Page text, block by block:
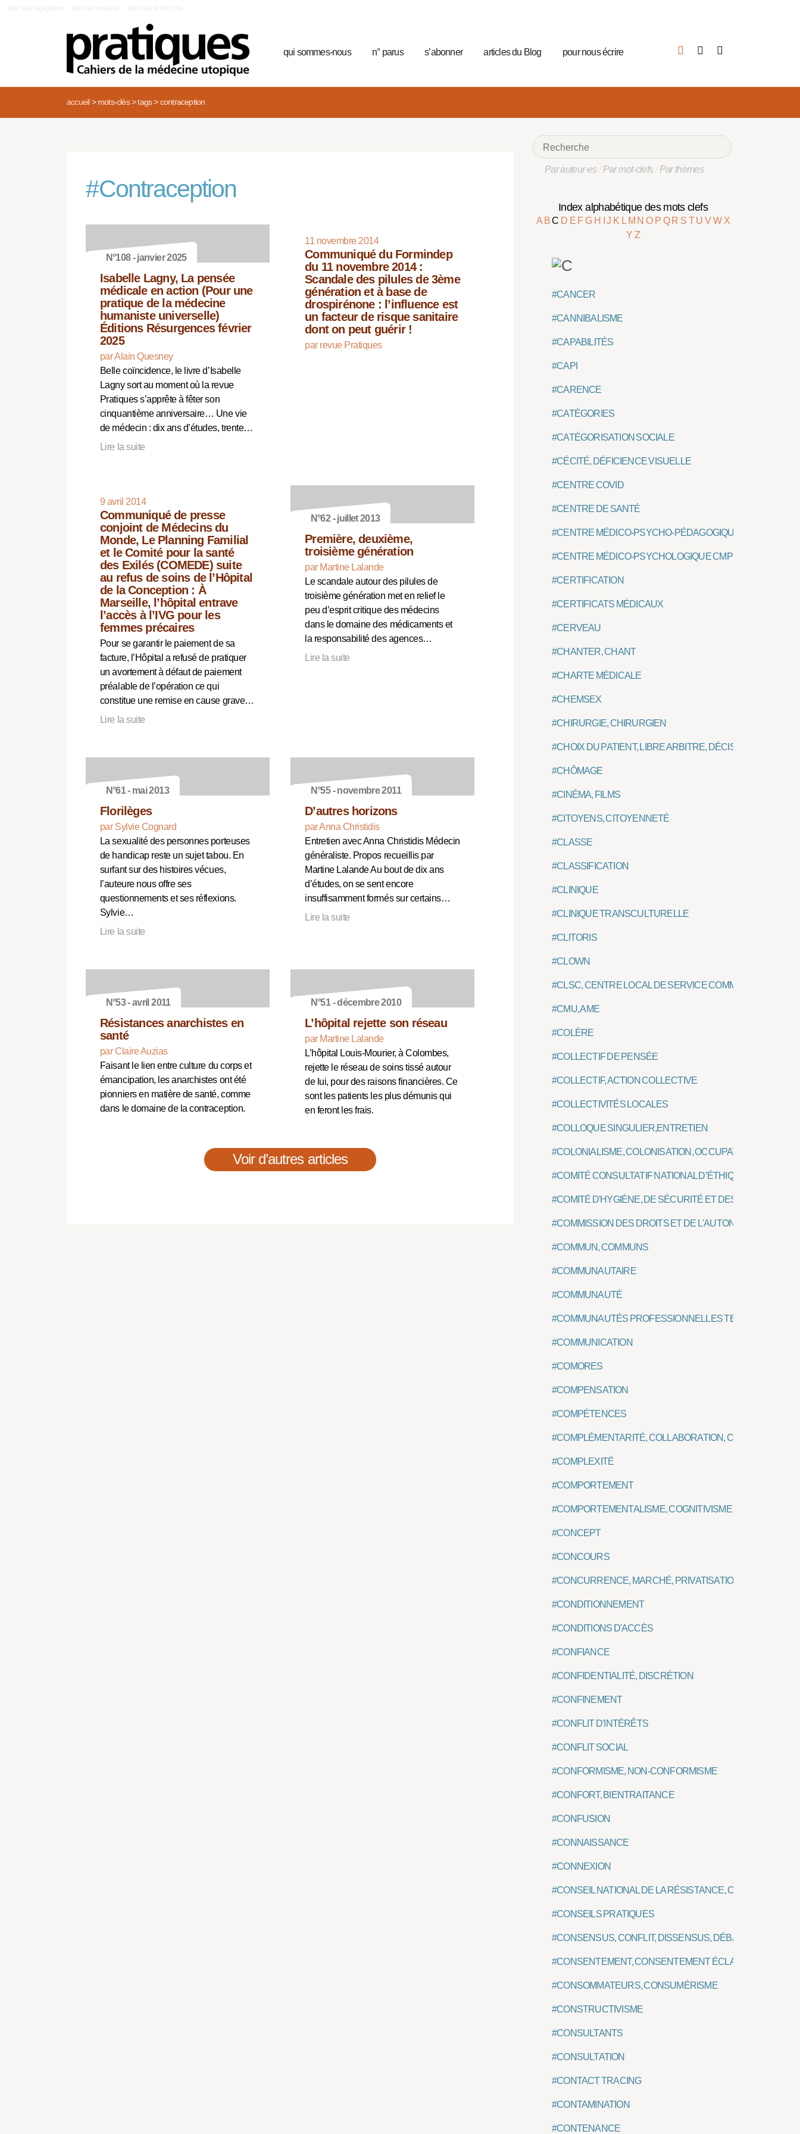
qui sommes-nous n° parus s’abonner articles du Blog pour nous écrire
accueil> mots-clés> tags> contraception
#Contraception
N°108 - janvier 2025
Isabelle Lagny, La pensée
médicale en action (Pour une
pratique de la médecine
humaniste universelle)
Éditions Résurgences février
2025
par Alain Quesney
Belle coïncidence, le livre d’Isabelle
Lagny sort au moment où la revue
Pratiques s’apprête à fêter son
cinquantième anniversaire… Une vie
de médecin : dix ans d’études, trente…
Lire la suite
11 novembre 2014
Communiqué du Formindep
du 11 novembre 2014 :
Scandale des pilules de 3ème
génération et à base de
drospirénone : l’influence est
un facteur de risque sanitaire
dont on peut guérir !
par revue Pratiques
9 avril 2014
Communiqué de presse
conjoint de Médecins du
Monde, Le Planning Familial
et le Comité pour la santé
des Exilés (COMEDE) suite
au refus de soins de l’Hôpital
de la Conception : À
Marseille, l’hôpital entrave
l’accès à l’IVG pour les
femmes précaires
Pour se garantir le paiement de sa
facture, l’Hôpital a refusé de pratiquer
un avortement à défaut de paiement
préalable de l’opération ce qui
constitue une remise en cause grave…
Lire la suite
N°62 - juillet 2013
Première, deuxième,
troisième génération
par Martine Lalande
Le scandale autour des pilules de
troisième génération met en relief le
peu d’esprit critique des médecins
dans le domaine des médicaments et
la responsabilité des agences…
Lire la suite
N°61 - mai 2013
Florilèges
par Sylvie Cognard
La sexualité des personnes porteuses
de handicap reste un sujet tabou. En
surfant sur des histoires vécues,
l’auteure nous offre ses
questionnements et ses réflexions.
Sylvie…
Lire la suite
N°55 - novembre 2011
D’autres horizons
par Anna Christidis
Entretien avec Anna Christidis Médecin
généraliste. Propos recueillis par
Martine Lalande Au bout de dix ans
d’études, on se sent encore
insuffisamment formés sur certains…
Lire la suite
N°53 - avril 2011
Résistances anarchistes en
santé
par Claire Auzias
Faisant le lien entre culture du corps et
émancipation, les anarchistes ont été
pionniers en matière de santé, comme
dans le domaine de la contraception.
N°51 - décembre 2010
L’hôpital rejette son réseau
par Martine Lalande
L’hôpital Louis-Mourier, à Colombes,
rejette le réseau de soins tissé autour
de lui, pour des raisons financières. Ce
sont les patients les plus démunis qui
en feront les frais.
Voir d’autres articles
Par auteur·es/Par mot-clefs/Par thèmes
Index alphabétique des mots clefs
A BC D E FG H IJ K L M NO P Q R S TUVW X
Y Z
#CANCER
#CANNIBALISME
#CAPABILITÉS
#CAPI
#CARENCE
#CATÉGORIES
#CATÉGORISATION SOCIALE
#CÉCITÉ, DÉFICIENCE VISUELLE
#CENTRE COVID
#CENTRE DE SANTÉ
#CENTRE MÉDICO-PSYCHO-PÉDAGOGIQUE CMPP
#CENTRE MÉDICO-PSYCHOLOGIQUE CMP
#CERTIFICATION
#CERTIFICATS MÉDICAUX
#CERVEAU
#CHANTER, CHANT
#CHARTE MÉDICALE
#CHEMSEX
#CHIRURGIE, CHIRURGIEN
#CHOIX DU PATIENT, LIBRE ARBITRE, DÉCISION
#CHÔMAGE
#CINÉMA, FILMS
#CITOYENS, CITOYENNETÉ
#CLASSE
#CLASSIFICATION
#CLINIQUE
#CLINIQUE TRANSCULTURELLE
#CLITORIS
#CLOWN
#CLSC, CENTRE LOCAL DE SERVICE COMMUNAUTAIRE
#CMU, AME
#COLÈRE
#COLLECTIF DE PENSÉE
#COLLECTIF, ACTION COLLECTIVE
#COLLECTIVITÉS LOCALES
#COLLOQUE SINGULIER,ENTRETIEN
#COLONIALISME, COLONISATION, OCCUPATION
#COMITÉ CONSULTATIF NATIONAL D’ÉTHIQUE (CCNE)
#COMITÉ D'HYGIÈNE, DE SÉCURITÉ ET DES CONDITIONS
#COMMISSION DES DROITS ET DE L'AUTONOMIE DES
#COMMUN, COMMUNS
#COMMUNAUTAIRE
#COMMUNAUTÉ
#COMMUNAUTÉS PROFESSIONNELLES TERRITORIALES
#COMMUNICATION
#COMORES
#COMPENSATION
#COMPÉTENCES
#COMPLÉMENTARITÉ, COLLABORATION, COOPÉRATION,
#COMPLEXITÉ
#COMPORTEMENT
#COMPORTEMENTALISME, COGNITIVISME
#CONCEPT
#CONCOURS
#CONCURRENCE, MARCHÉ, PRIVATISATION
#CONDITIONNEMENT
#CONDITIONS D'ACCÈS
#CONFIANCE
#CONFIDENTIALITÉ, DISCRÉTION
#CONFINEMENT
#CONFLIT D'INTÉRÊTS
#CONFLIT SOCIAL
#CONFORMISME, NON-CONFORMISME
#CONFORT, BIENTRAITANCE
#CONFUSION
#CONNAISSANCE
#CONNEXION
#CONSEIL NATIONAL DE LA RÉSISTANCE, CNR
#CONSEILS PRATIQUES
#CONSENSUS, CONFLIT, DISSENSUS, DÉBAT
#CONSENTEMENT, CONSENTEMENT ÉCLAIRÉ
#CONSOMMATEURS, CONSUMÉRISME
#CONSTRUCTIVISME
#CONSULTANTS
#CONSULTATION
#CONTACT TRACING
#CONTAMINATION
#CONTENANCE